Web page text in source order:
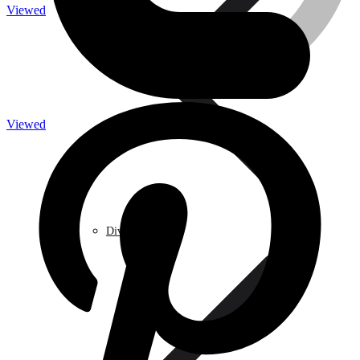
Traitement de l’eau
Caméra de surveillance
Viewed
Divers
Viewed